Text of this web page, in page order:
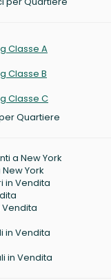
Classe A
Classe B
Classe C
Quartiere
a New York
York
in Vendita
in Vendita
in Vendita